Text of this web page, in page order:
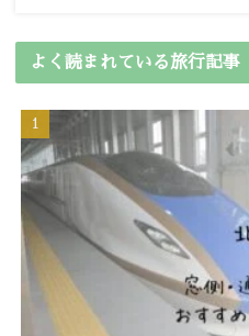
よく読まれている旅行記事